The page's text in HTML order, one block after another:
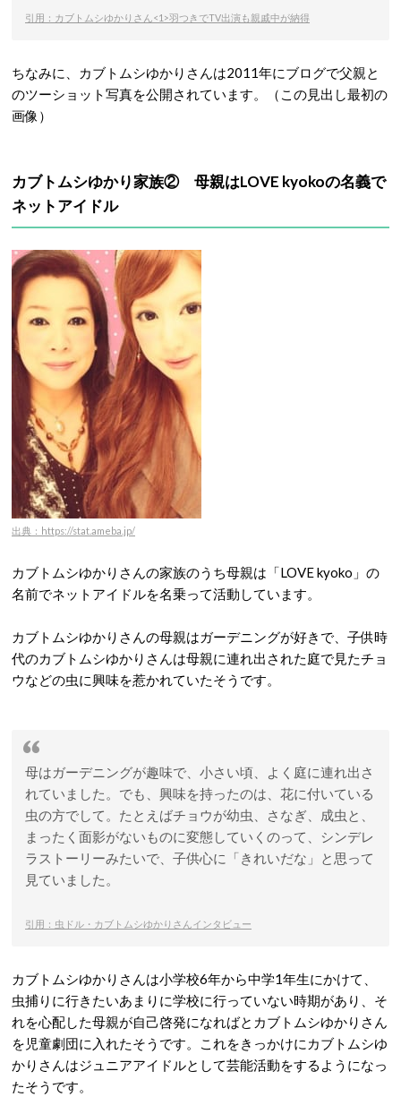
引用：カブトムシゆかりさん<1>羽つきでTV出演も親戚中が納得
ちなみに、カブトムシゆかりさんは2011年にブログで父親と
のツーショット写真を公開されています。（この見出し最初の
画像）
カブトムシゆかり家族② 母親はLOVE kyokoの名義で
ネットアイドル
出典：https://stat.ameba.jp/
カブトムシゆかりさんの家族のうち母親は「LOVE kyoko」の
名前でネットアイドルを名乗って活動しています。
カブトムシゆかりさんの母親はガーデニングが好きで、子供時
代のカブトムシゆかりさんは母親に連れ出された庭で見たチョ
ウなどの虫に興味を惹かれていたそうです。
母はガーデニングが趣味で、小さい頃、よく庭に連れ出さ
れていました。でも、興味を持ったのは、花に付いている
虫の方でして。たとえばチョウが幼虫、さなぎ、成虫と、
まったく面影がないものに変態していくのって、シンデレ
ラストーリーみたいで、子供心に「きれいだな」と思って
見ていました。
引用：虫ドル・カブトムシゆかりさんインタビュー
カブトムシゆかりさんは小学校6年から中学1年生にかけて、
虫捕りに行きたいあまりに学校に行っていない時期があり、そ
れを心配した母親が自己啓発になればとカブトムシゆかりさん
を児童劇団に入れたそうです。これをきっかけにカブトムシゆ
かりさんはジュニアアイドルとして芸能活動をするようになっ
たそうです。